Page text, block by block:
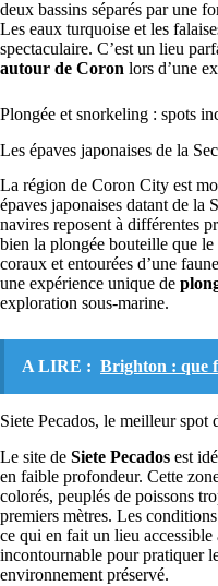
deux bassins séparés par une
Les eaux turquoise et les
spectaculaire. C’est un lieu
autour de Coron lors d’une
Plongée et snorkeling : spots
Les épaves japonaises de la
La région de Coron City est
épaves japonaises datant de la
navires reposent à différentes
bien la plongée bouteille que
coraux et entourées d’une
une expérience unique de
exploration sous-marine.
A LIRE : Brighton : que
Siete Pecados, le meilleur spot
Le site de Siete Pecados est
en faible profondeur. Cette
colorés, peuplés de poissons
premiers mètres. Les
ce qui en fait un lieu accessible
incontournable pour pratiquer
environnement préservé.